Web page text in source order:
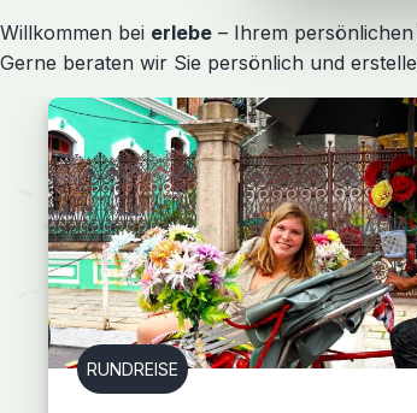
Willkommen bei erlebe – Ihrem
Gerne beraten wir Sie persönlich und
RUNDREISE